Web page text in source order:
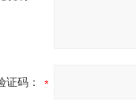
证码：